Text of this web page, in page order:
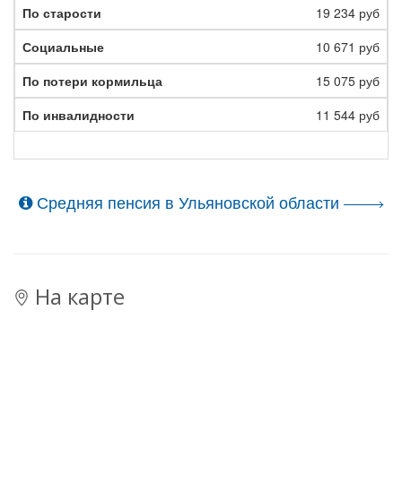
19 234 руб
10 671 руб
15 075 руб
11 544 руб
Средняя пенсия в Ульяновской области
На карте